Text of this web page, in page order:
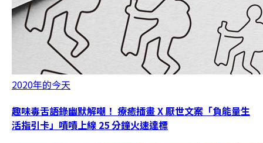
2020年的今天
趣味毒舌語錄幽默解嘲！ 療癒插畫 X 厭世文案「負能量生
活指引卡」嘖嘖上線 25 分鐘火速達標